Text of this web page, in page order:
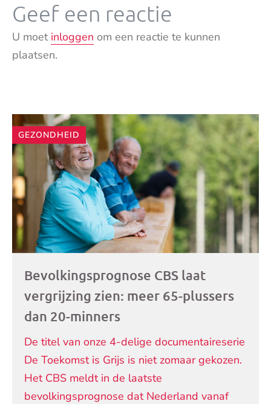
Geef een reactie
U moet inloggen om een reactie te kunnen
plaatsen.
Andere
artikelen
GEZONDHEID
Bevolkingsprognose CBS laat
vergrijzing zien: meer 65-plussers
dan 20-minners
De titel van onze 4-delige documentaireserie
De Toekomst is Grijs is niet zomaar gekozen.
Het CBS meldt in de laatste
bevolkingsprognose dat Nederland vanaf